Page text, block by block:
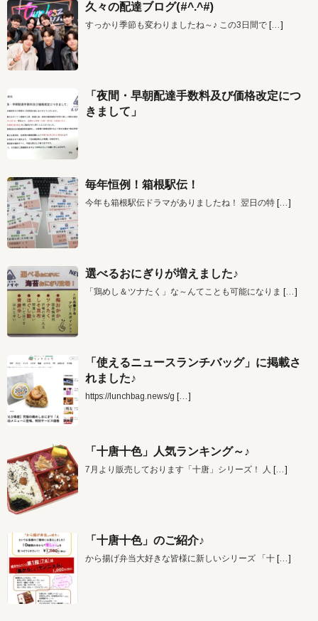
久々の配達ブログ(#^.^#)
すっかり季節も変わりましたね～♪ この3日間で […]
「夜間・早朝配達手数料及び価格改定につ
きまして」
毎年恒例！箱根駅伝！
今年も箱根駅伝ドラマがありましたね！ 翌日の特 […]
選べるおにぎりが増えました♪
「鶏めし＆ツナたく」な～んてことも可能になりま […]
「使えるニュースランチバッグ」に掲載さ
れました♪
https://lunchbag.news/g […]
「十唐十色」人気ランキング～♪
7月より販売しております「十唐」シリーズ！ 人 […]
「十唐十色」のご紹介♪
から揚げ弁当大好きな皆様に新しいシリーズ 「十 […]